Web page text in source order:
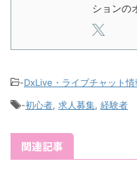
ションの
-DxLive・ライブチャット情
-初心者, 求人募集, 経験者
関連記事